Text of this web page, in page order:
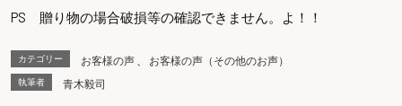
PS 贈り物の場合破損等の確認できません。よ！！
カテゴリー お客様の声 お客様の声（その他のお声）
執筆者 青木毅司